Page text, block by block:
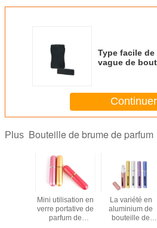
Type facile
vague de
Continuer
Plus Bouteille de brume de parfum
Mini utilisation en
verre portative de
parfum de
La variété en
aluminium de
bouteille de